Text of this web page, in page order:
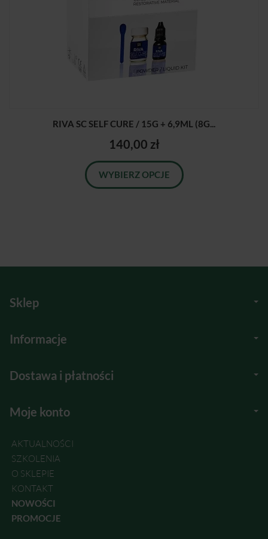
RIVA SC SELF CURE / 15G + 6,9ML (8G...
140,00 zł
WYBIERZ OPCJE
Sklep
Informacje
Dostawa i płatności
Moje konto
AKTUALNOŚCI
SZKOLENIA
O SKLEPIE
KONTAKT
NOWOŚCI
PROMOCJE